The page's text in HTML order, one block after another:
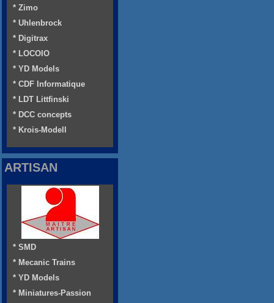
* Zimo
* Uhlenbrock
* Digitrax
* LOCOIO
* YD Models
* CDF Informatique
* LDT Littfinski
* DCC concepts
* Krois-Modell
ARTISAN
* SMD
* Mecanic Trains
* YD Models
* Miniatures-Passion